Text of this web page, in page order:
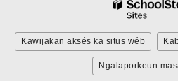
Kawijakan aksés ka situs wéb
Ngalaporkeun